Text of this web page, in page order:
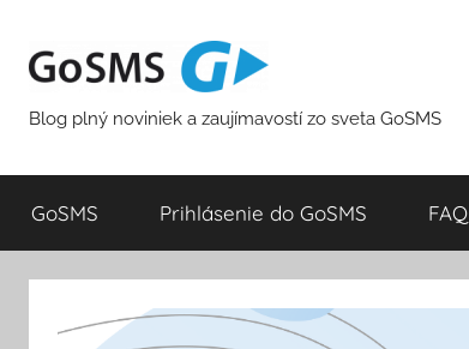
content
Blog plný noviniek a zaujímavostí zo sveta GoSMS
GoSMS Prihlásenie do GoSMS FAQ